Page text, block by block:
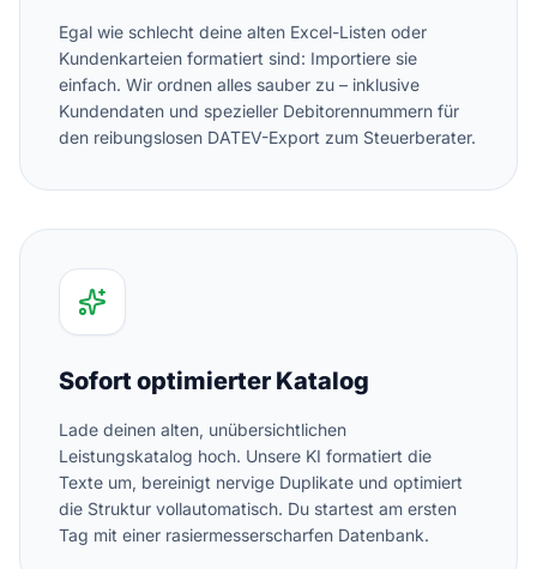
Egal wie schlecht deine alten Excel-Listen oder
Kundenkarteien formatiert sind: Importiere sie
einfach. Wir ordnen alles sauber zu – inklusive
Kundendaten und spezieller Debitorennummern für
den reibungslosen DATEV-Export zum Steuerberater.
Sofort optimierter Katalog
Lade deinen alten, unübersichtlichen
Leistungskatalog hoch. Unsere KI formatiert die
Texte um, bereinigt nervige Duplikate und optimiert
die Struktur vollautomatisch. Du startest am ersten
Tag mit einer rasiermesserscharfen Datenbank.